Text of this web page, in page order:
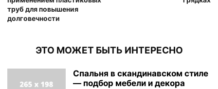
труб для повышения
долговечности
ЭТО МОЖЕТ БЫТЬ ИНТЕРЕСНО
Спальня в скандинавском стиле
— подбор мебели и декора